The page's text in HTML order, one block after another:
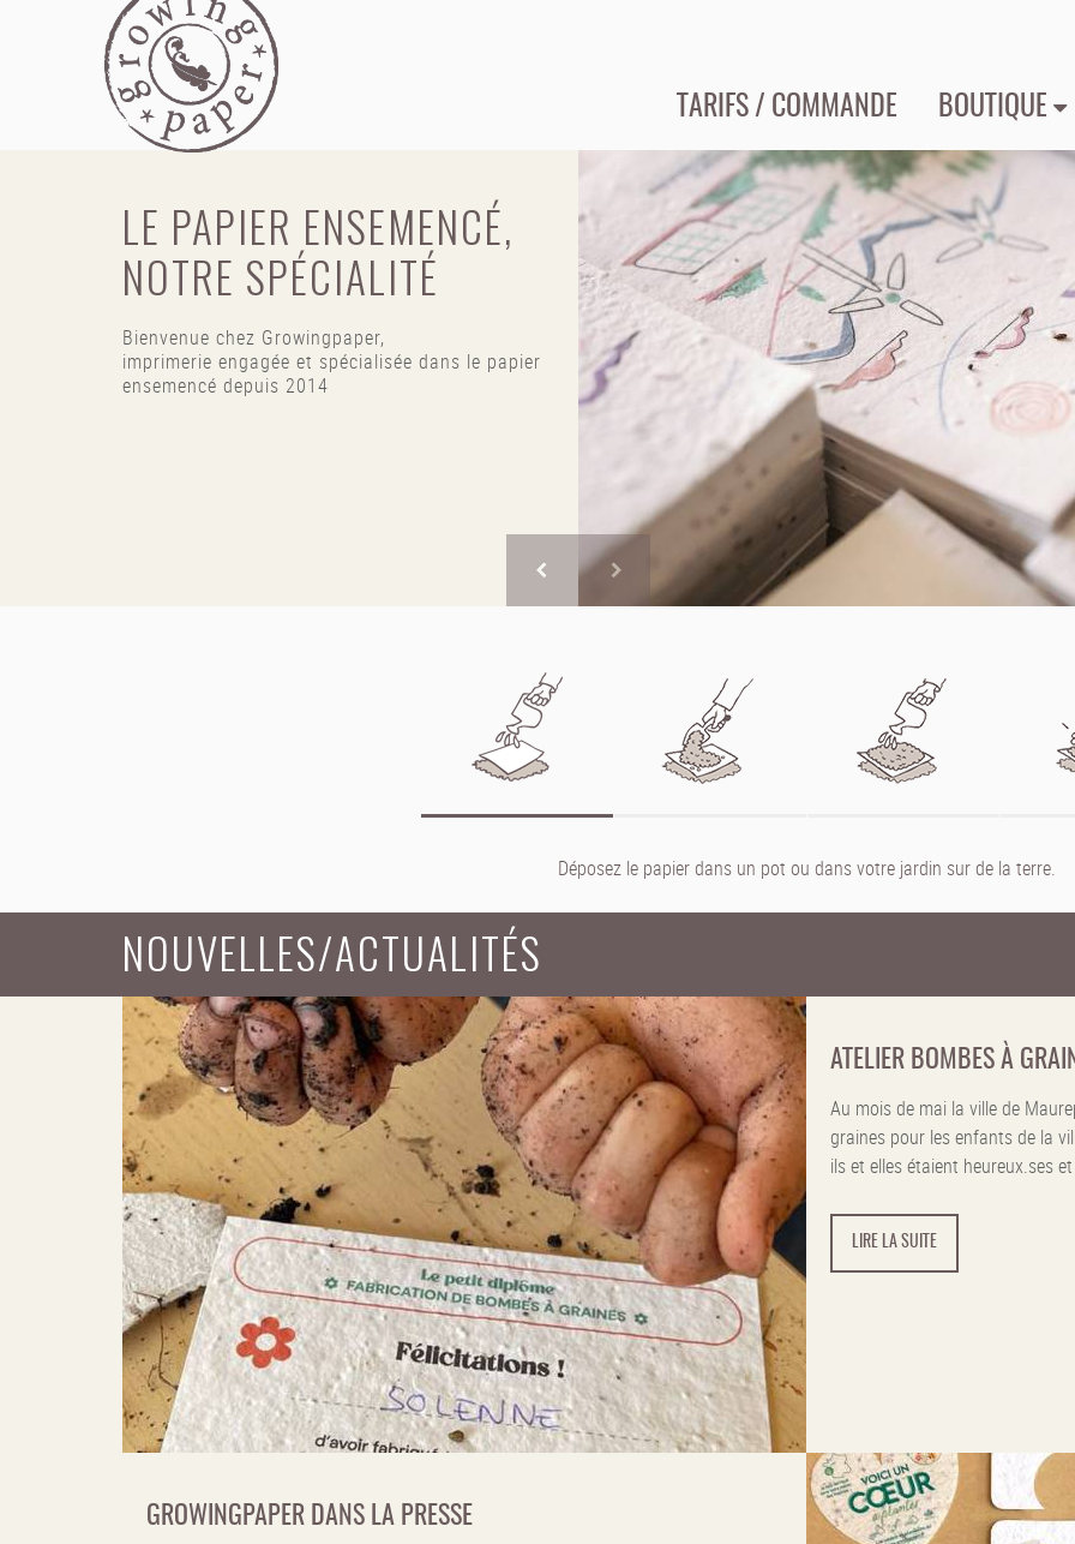
TARIFS / COMMANDE BOUTIQUE
LE PAPIER ENSEMENCÉ,
NOTRE SPÉCIALITÉ
Bienvenue chez Growingpaper,
imprimerie engagée et spécialisée dans le papier
ensemencé depuis 2014
Déposez le papier dans un pot ou dans votre jardin sur de la terre.
NOUVELLES/ACTUALITÉS
ATELIER BOMBES À
Au mois de mai la ville de
graines pour les enfants de la
ils et elles étaient heureux.ses
LIRE LA SUITE
GROWINGPAPER DANS LA PRESSE